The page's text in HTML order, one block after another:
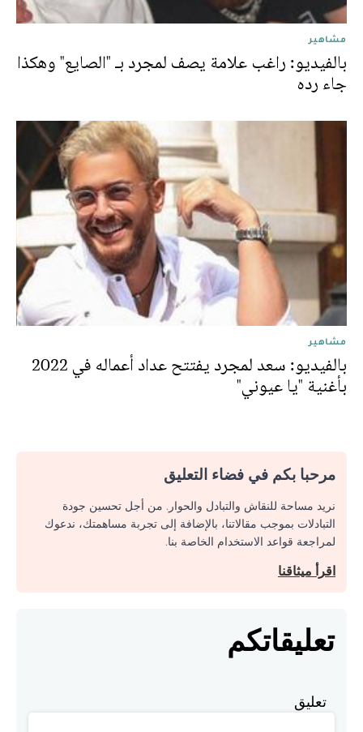
مشاهير
بالفيديو: راغب علامة يصف لمجرد بـ "الصايع" وهكذا
جاء رده
مشاهير
بالفيديو: سعد لمجرد يفتتح عداد أعماله في 2022
بأغنية "يا عيوني"
مرحبا بكم في فضاء التعليق
نريد مساحة للنقاش والتبادل والحوار. من أجل تحسين جودة
التبادلات بموجب مقالاتنا، بالإضافة إلى تجربة مساهمتك، ندعوك
لمراجعة قواعد الاستخدام الخاصة بنا.
اقرأ ميثاقنا
تعليقاتكم
تعليق